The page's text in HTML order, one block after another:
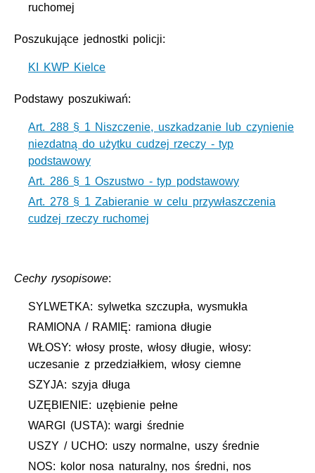
ruchomej
Poszukujące jednostki policji:
KI KWP Kielce
Podstawy poszukiwań:
Art. 288 § 1 Niszczenie, uszkadzanie lub czynienie
niezdatną do użytku cudzej rzeczy - typ
podstawowy
Art. 286 § 1 Oszustwo - typ podstawowy
Art. 278 § 1 Zabieranie w celu przywłaszczenia
cudzej rzeczy ruchomej
Cechy rysopisowe:
SYLWETKA: sylwetka szczupła, wysmukła
RAMIONA / RAMIĘ: ramiona długie
WŁOSY: włosy proste, włosy długie, włosy:
uczesanie z przedziałkiem, włosy ciemne
SZYJA: szyja długa
UZĘBIENIE: uzębienie pełne
WARGI (USTA): wargi średnie
USZY / UCHO: uszy normalne, uszy średnie
NOS: kolor nosa naturalny, nos średni, nos